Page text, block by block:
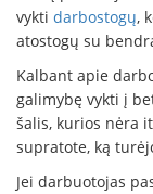
vykti darbostogų,
atostogų su
Kalbant apie
galimybę vykti į
šalis, kurios nėra
supratote, ką
Jei darbuotojas